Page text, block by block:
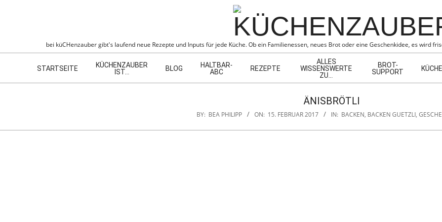
KÜCHENZAUBER
bei küCHenzauber gibt's laufend neue Rezepte und Inputs für jede Küche. Ob ein Familienessen, neues Brot oder eine Geschenkidee, es wird
Menu
STARTSEITE
KÜCHENZAUBER
IST…
BLOG
HALTBAR-
ABC
REZEPTE
ALLES
WISSENSWERTE
ZU…
BROT-
SUPPORT
ÄNISBRÖTLI
BY: BEA PHILIPP ON: 15. FEBRUAR 2017 IN: BACKEN, BACKEN GUETZLI,